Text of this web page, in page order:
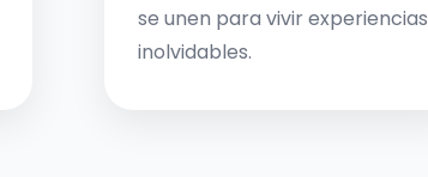
se unen para vivir experiencias
inolvidables.